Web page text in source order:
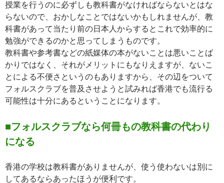
授業を行うのに必ずしも教科書がなければならないとはな
らないので、おかしなことではないかもしれませんが、教
科書があって当たり前の日本人からするとこれで効率的に
勉強ができるのかと思ってしまうものです。
教科書や参考書などの紙媒体の本がないことは悪いことば
かりではなく、それがメリットにもなりえますが、ないこ
とによる不便さというのもありますから、その辺をついて
フォルスクラブを普及させようと試みれば香港でも流行る
可能性は十分にあるということになります。
■フォルスクラブなら何冊もの教科書の代わり
になる
香港の学校は教科書がありませんが、使う使わないは別に
してあるならあったほうが便利です。